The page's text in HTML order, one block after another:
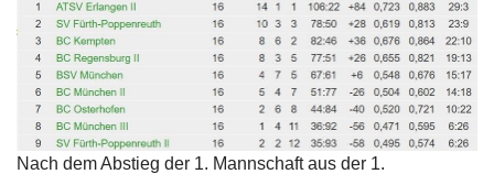
Nach dem Abstieg der 1. Mannschaft aus der 1.